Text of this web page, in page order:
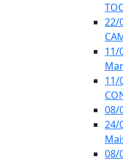
22/
11/
11/
08/
24/
08/